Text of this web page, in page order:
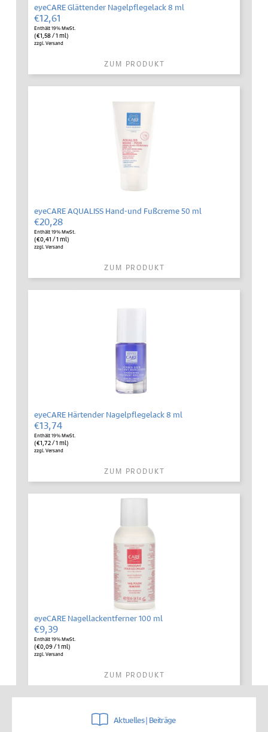
eyeCARE Glättender Nagelpflegelack 8 ml
€12,61
Enthält 19% MwSt.
(€1,58/ 1 ml)
zzgl. Versand
ZUM PRODUKT
eyeCARE AQUALISS Hand-und Fußcreme 50 ml
€20,28
Enthält 19% MwSt.
(€0,41 / 1 ml)
zzgl.Versand
ZUM PRODUKT
eyeCARE Härtender Nagelpflegelack 8 ml
€13,74
Enthält 19% MwSt.
(€1,72/ 1 ml)
zzgl.Versand
ZUM PRODUKT
eyeCARE Nagellackentferner 100 ml
€9,39
Enthält 19% MwSt.
(€0,09/ 1 ml)
zzgl.Versand
ZUM PRODUKT
Aktuelles | Beiträge